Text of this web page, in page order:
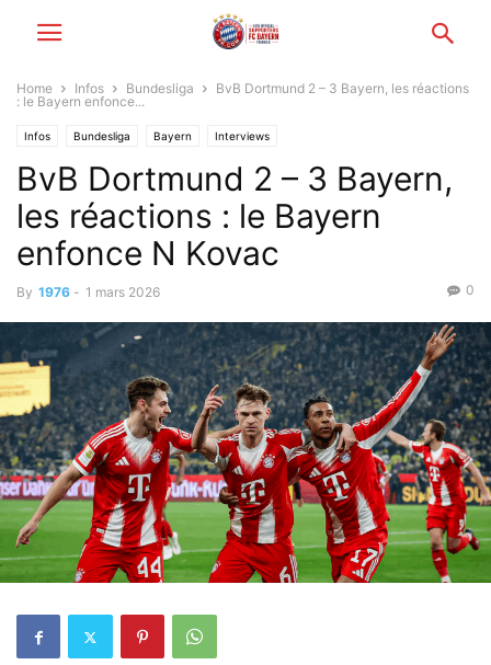
Home Infos Bundesliga
BvB Dortmund 2 – 3 Bayern, les réactions
: le Bayern enfonce...
Infos Bundesliga Bayern Interviews
BvB Dortmund 2 – 3 Bayern,
les réactions : le Bayern
enfonce N Kovac
By 1976 - 1 mars 2026 0